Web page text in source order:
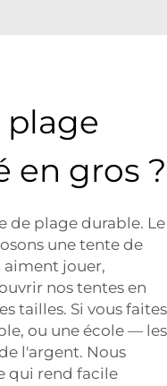
plage
en gros ?
de plage durable. Le
une tente de
aiment jouer,
nos tentes en
tailles. Si vous faites
ou une école — les
l'argent. Nous
qui rend facile